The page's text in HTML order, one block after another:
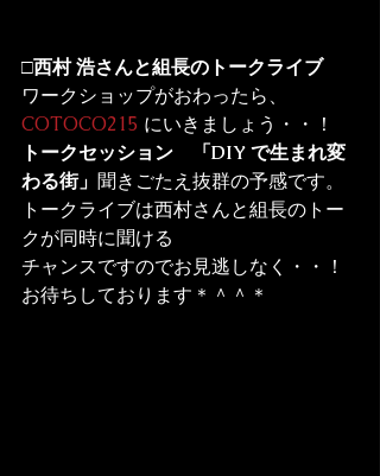
□西村 浩さんと組長のトークライブ
ワークショップがおわったら、
COTOCO215
トークセッション　「DIY で生まれ変
わる街」 聞きごたえ抜群の予感です。
トークライブは西村さんと組長のトー
クが同時に聞ける
チャンスですのでお見逃しなく・・！
お待ちしております＊＾＾＊